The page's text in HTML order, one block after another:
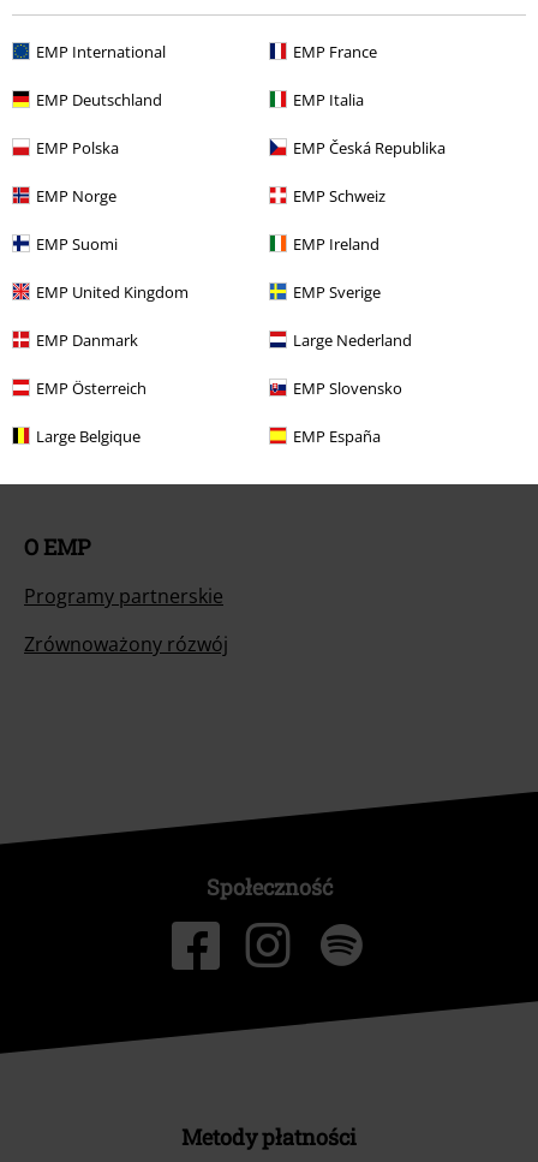
EMP International EMP France
EMP Deutschland EMP Italia
EMP Polska EMP Česká Republika
EMP Norge EMP Schweiz
EMP Suomi EMP Ireland
EMP United Kingdom EMP Sverige
EMP Danmark Large Nederland
EMP Österreich EMP Slovensko
Large Belgique EMP España
Zwróć artykuł
Ogólne informacje o rozmiarach
Opuść Backstage Club
Metody płatności
Oferty dla Ciebie
Konkursy
Vouchery EMP
Zniżka studencka
O EMP
Programy partnerskie
Zrównoważony rózwój
Społeczność
Metody płatności